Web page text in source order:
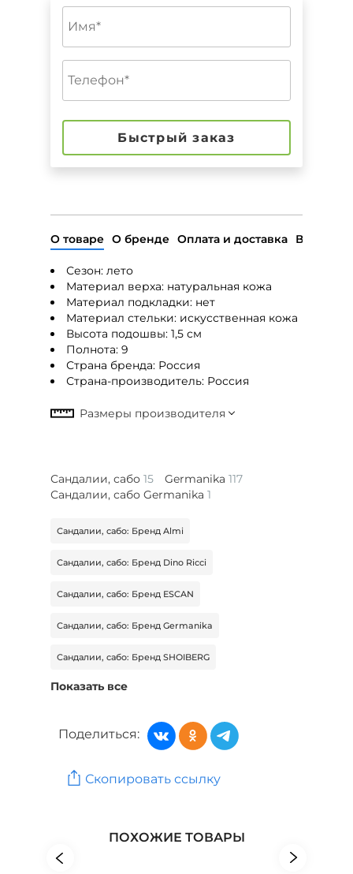
Быстрый заказ
О товаре О бренде Оплата и доставка Возврат
Сезон: лето
Материал верха: натуральная кожа
Материал подкладки: нет
Материал стельки: искусственная кожа
Высота подошвы: 1,5 см
Полнота: 9
Страна бренда: Россия
Страна-производитель: Россия
Сандалии, сабо 15 Germanika 117
Сандалии, сабо Germanika 1
Сандалии, сабо: Бренд Almi
Сандалии, сабо: Бренд Dino Ricci
Сандалии, сабо: Бренд ESCAN
Сандалии, сабо: Бренд Germanika
Сандалии, сабо: Бренд SHOIBERG
Сандалии, сабо: Бренд wun der SPUR
Сандалии, сабо: Бренд Almi
Мужская обувь: Бренд People In Trend
Обувь: Бренд ABRICOT Обувь: Бренд Almi
Показать все
Поделиться:
Скопировать ссылку
ПОХОЖИЕ ТОВАРЫ